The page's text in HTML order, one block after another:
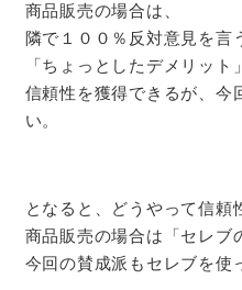
商品販売の場合は、
隣で１００％反対意見を言
「ちょっとしたデメリッ
信頼性を獲得できるが、今
い。
となると、どうやって信頼
商品販売の場合は「セレブ
今回の賛成派もセレブを使